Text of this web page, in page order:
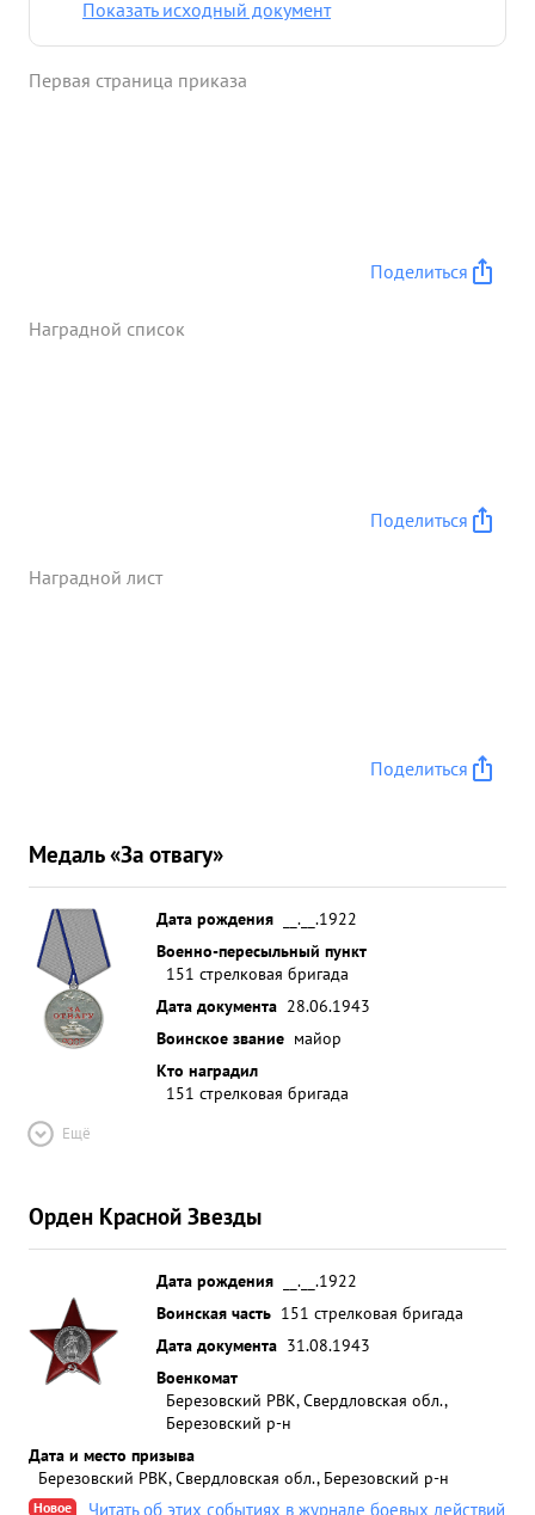
несмотря на трудность и плохие условия для
Показать исходный документ
Первая страница приказа
Поделиться
Наградной список
Поделиться
Наградной лист
Поделиться
Медаль «За отвагу»
Дата рождения
__.__.1922
Военно-пересыльный пункт
151 стрелковая бригада
Дата документа 28.06.1943
Воинское звание майор
Кто наградил
151 стрелковая бригада
Ещё
Орден Красной Звезды
Дата рождения
__.__.1922
Воинская часть 151 стрелковая бригада
Дата документа 31.08.1943
Военкомат
Березовский РВК, Свердловская обл.,
Березовский р-н
Дата и место призыва
Березовский РВК, Свердловская обл., Березовский р-н
Новое Читать об этих событиях в журнале боевых действий